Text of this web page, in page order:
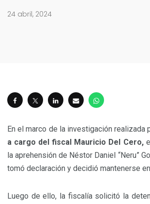
24 abril, 2024
En el marco de la investigación realizada
a cargo del fiscal Mauricio Del Cero,
la aprehensión de Néstor Daniel “Neru”
tomó declaración y decidió mantenerse
Luego de ello, la fiscalía solicitó la